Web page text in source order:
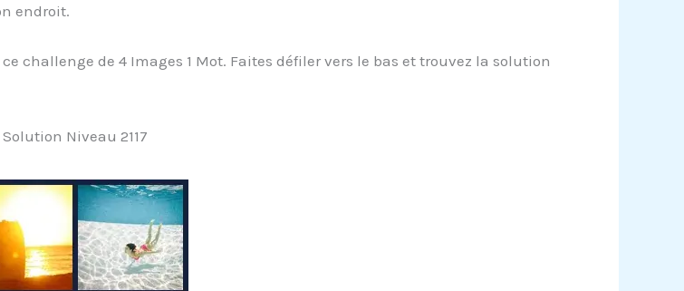
endroit.
challenge de 4 Images 1 Mot. Faites défiler vers le bas et trouvez la solution
Solution Niveau 2117